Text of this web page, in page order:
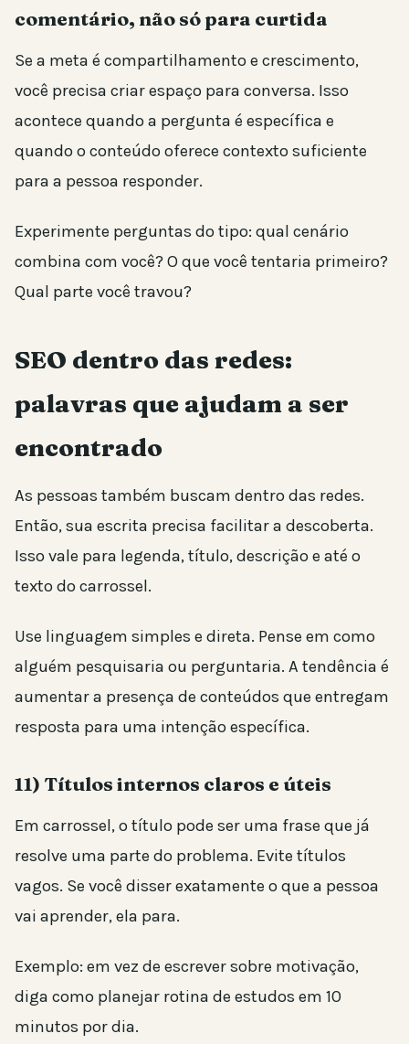
comentário, não só para curtida
Se a meta é compartilhamento e crescimento,
você precisa criar espaço para conversa. Isso
acontece quando a pergunta é específica e
quando o conteúdo oferece contexto suficiente
para a pessoa responder.
Experimente perguntas do tipo: qual cenário
combina com você? O que você tentaria primeiro?
Qual parte você travou?
SEO dentro das redes:
palavras que ajudam a ser
encontrado
As pessoas também buscam dentro das redes.
Então, sua escrita precisa facilitar a descoberta.
Isso vale para legenda, título, descrição e até o
texto do carrossel.
Use linguagem simples e direta. Pense em como
alguém pesquisaria ou perguntaria. A tendência é
aumentar a presença de conteúdos que entregam
resposta para uma intenção específica.
11) Títulos internos claros e úteis
Em carrossel, o título pode ser uma frase que já
resolve uma parte do problema. Evite títulos
vagos. Se você disser exatamente o que a pessoa
vai aprender, ela para.
Exemplo: em vez de escrever sobre motivação,
diga como planejar rotina de estudos em 10
minutos por dia.